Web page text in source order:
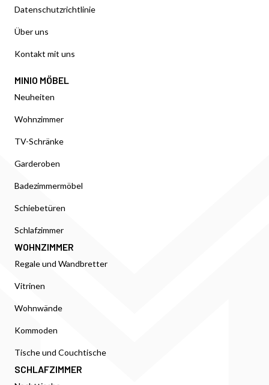
Datenschutzrichtlinie
Über uns
Kontakt mit uns
MINIO MÖBEL
Neuheiten
Wohnzimmer
TV-Schränke
Garderoben
Badezimmermöbel
Schiebetüren
Schlafzimmer
WOHNZIMMER
Regale und Wandbretter
Vitrinen
Wohnwände
Kommoden
Tische und Couchtische
SCHLAFZIMMER